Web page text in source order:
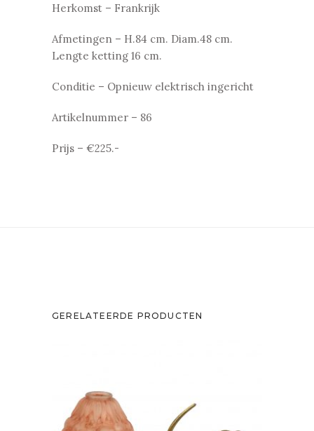
Herkomst – Frankrijk
Afmetingen – H.84 cm. Diam.48 cm.
Lengte ketting 16 cm.
Conditie – Opnieuw elektrisch ingericht
Artikelnummer – 86
Prijs – €225.-
GERELATEERDE PRODUCTEN